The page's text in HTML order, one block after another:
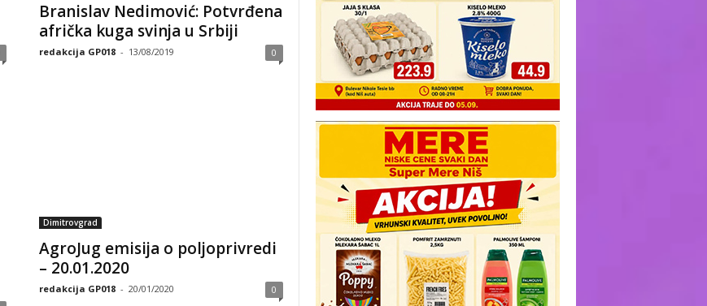
Branislav Nedimović: Potvrđena
afrička kuga svinja u Srbiji
redakcija GP018 - 13/08/2019 0
Dimitrovgrad
AgroJug emisija o poljoprivredi
– 20.01.2020
redakcija GP018 - 20/01/2020 0